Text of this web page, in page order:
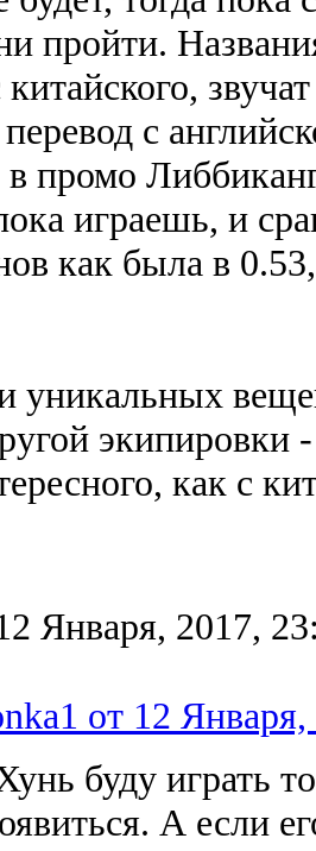
пройти.
китайского,
с
промо
играешь, и
как была в
уникальных
экипировки
как с
Января, 2017,
от 12
буду играть
А если